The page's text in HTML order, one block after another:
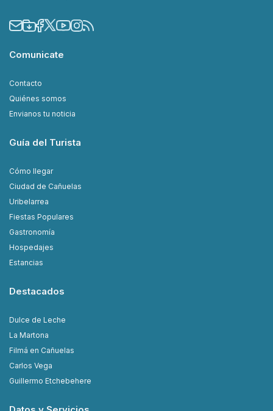
Comunicate
Contacto
Quiénes somos
Envianos tu noticia
Guía del Turista
Cómo llegar
Ciudad de Cañuelas
Uribelarrea
Fiestas Populares
Gastronomía
Hospedajes
Estancias
Destacados
Dulce de Leche
La Martona
Filmá en Cañuelas
Carlos Vega
Guillermo Etchebehere